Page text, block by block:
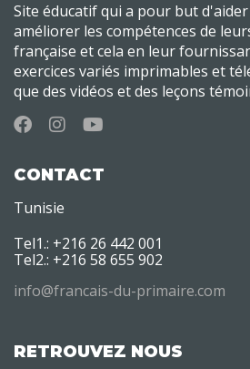
Site éducatif qui a pour but
améliorer les compétences de
française et cela en leur
exercices variés imprimables et
que des vidéos et des leçons
CONTACT
Tunisie
Tel1.: +216 26 442 001
Tel2.: +216 58 655 902
info@francais-du-primaire.com
RETROUVEZ NOUS